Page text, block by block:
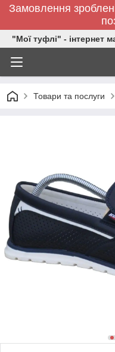
Замовлення
"Мої туфлі" - інтернет
Товари та послуги